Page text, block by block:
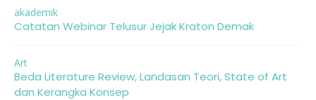
akademik
Catatan Webinar Telusur Jejak Kraton Demak
Art
Beda Literature Review, Landasan Teori, State of Art
dan Kerangka Konsep